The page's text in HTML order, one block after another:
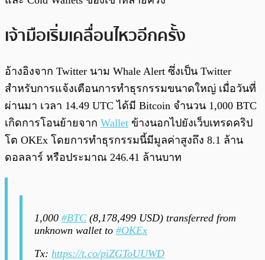
เจ้ามือเริ่มเคลื่อนไหวอีกครั้ง
อ้างอิงจาก Twitter นาม Whale Alert ซึ่งเป็น Twitter
สำหรับการแจ้งเตือนการทำธุรกรรมขนาดใหญ่ เมื่อวันที่
ผ่านมา เวลา 14.49 UTC ได้มี Bitcoin จำนวน 1,000 BTC
เกิดการโอนย้ายจาก Wallet ข้างนอกไปยังเว็บเทรดคริป
โต OKEx โดยการทำธุรกรรมนี้มีมูลค่าสูงถึง 8.1 ล้าน
ดอลลาร์ หรือประมาณ 246.41 ล้านบาท
1,000 #BTC (8,178,499 USD) transferred from
unknown wallet to #OKEx
Tx: https://t.co/piZGToUUWD